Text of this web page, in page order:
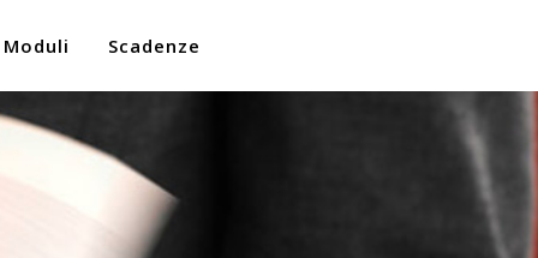
Moduli Scadenze